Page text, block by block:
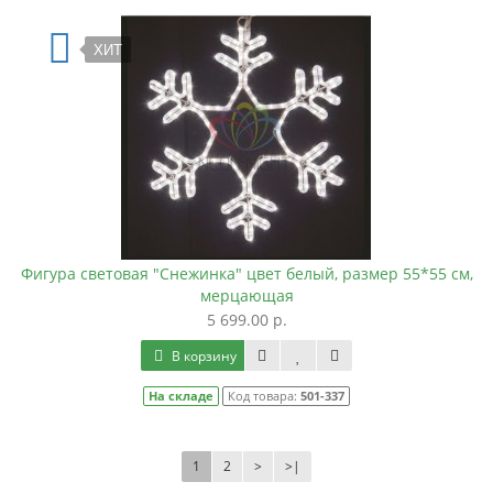
ХИТ
Фигура световая "Снежинка" цвет белый, размер 55*55 см,
мерцающая
5 699.00 р.
В корзину
На складе Код товара: 501-337
1 2 > >|